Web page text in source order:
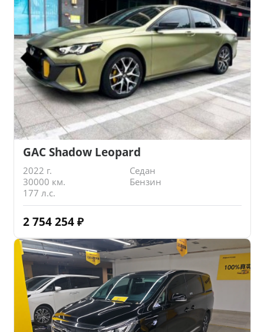
GAC Shadow Leopard
2022 г.
Седан
30000 км.
Бензин
177 л.с.
2 754 254 ₽